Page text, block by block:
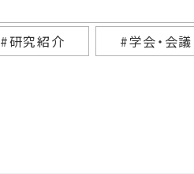
#研究紹介 #学会・会議